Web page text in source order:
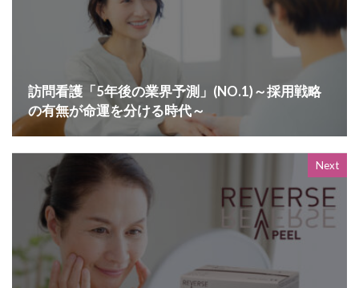
訪問看護「5年後の業界予測」(NO.1)～採用戦略
の有無が命運を分ける時代～
Next